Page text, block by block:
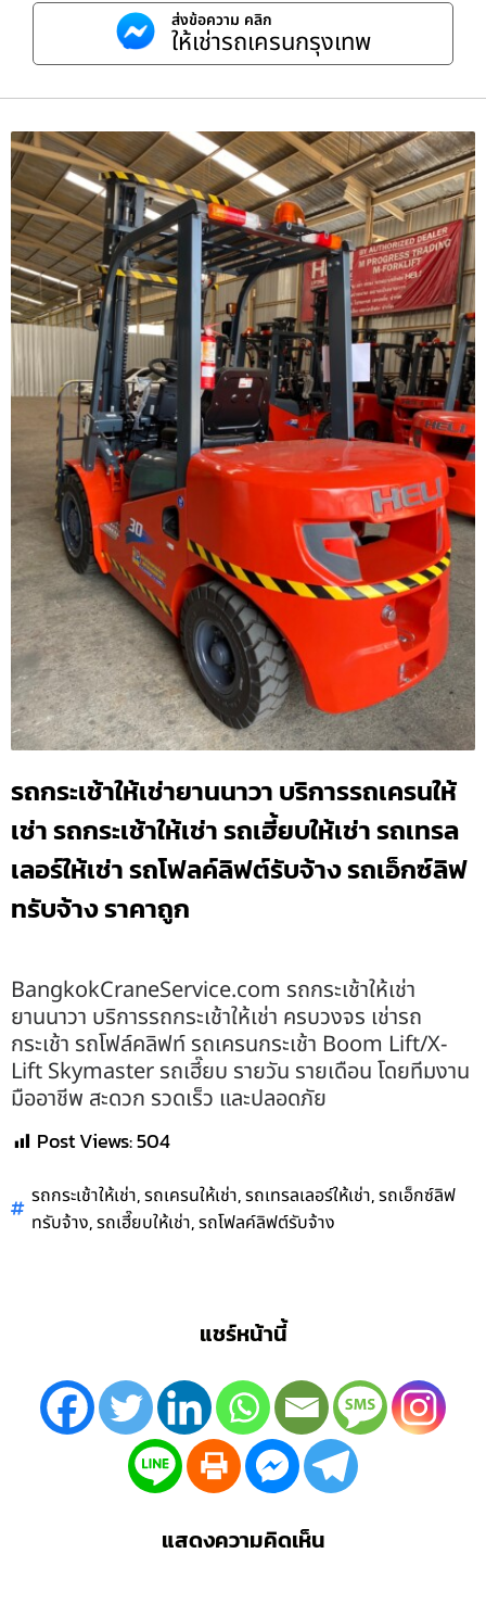
ส่งข้อความ คลิก
ให้เช่ารถเครนกรุงเทพ
รถกระเช้าให้เช่ายานนาวา บริการรถเครนให้
เช่า รถกระเช้าให้เช่า รถเฮี้ยบให้เช่า รถเทรล
เลอร์ให้เช่า รถโฟลค์ลิฟต์รับจ้าง รถเอ็กซ์ลิฟ
ทรับจ้าง ราคาถูก
BangkokCraneService.com รถกระเช้าให้เช่า
ยานนาวา บริการรถกระเช้าให้เช่า ครบวงจร เช่ารถ
กระเช้า รถโฟล์คลิฟท์ รถเครนกระเช้า Boom Lift/X-
Lift Skymaster รถเฮี๊ยบ รายวัน รายเดือน โดยทีมงาน
มืออาชีพ สะดวก รวดเร็ว และปลอดภัย
Post Views:504
รถกระเช้าให้เช่า,รถเครนให้เช่า,รถเทรลเลอร์ให้เช่า,รถเอ็กซ์ลิฟ
ทรับจ้าง,รถเฮี๊ยบให้เช่า,รถโฟลค์ลิฟต์รับจ้าง
แชร์หน้านี้
แสดงความคิดเห็น